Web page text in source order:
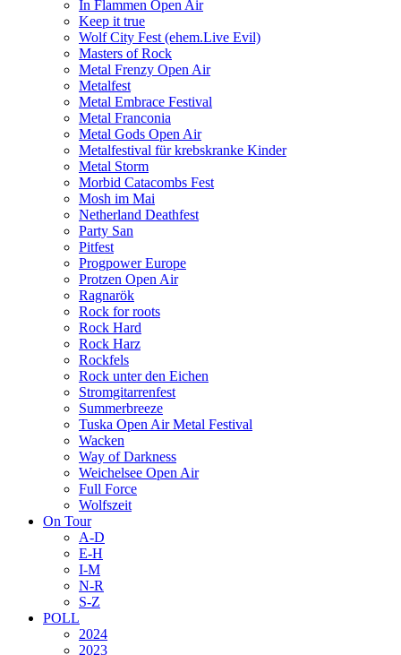
In Flammen Open Air
Keep it true
Wolf City Fest (ehem.Live Evil)
Masters of Rock
Metal Frenzy Open Air
Metalfest
Metal Embrace Festival
Metal Franconia
Metal Gods Open Air
Metalfestival für krebskranke Kinder
Metal Storm
Morbid Catacombs Fest
Mosh im Mai
Netherland Deathfest
Party San
Pitfest
Progpower Europe
Protzen Open Air
Ragnarök
Rock for roots
Rock Hard
Rock Harz
Rockfels
Rock unter den Eichen
Stromgitarrenfest
Summerbreeze
Tuska Open Air Metal Festival
Wacken
Way of Darkness
Weichelsee Open Air
Full Force
Wolfszeit
On Tour
A-D
E-H
I-M
N-R
S-Z
POLL
2024
2023